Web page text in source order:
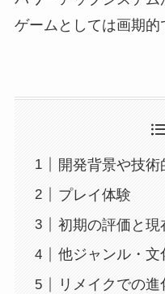
ゲームとしては画期的
開発背景や技術
プレイ体験
初期の評価と現
他ジャンル・文
リメイクでの進